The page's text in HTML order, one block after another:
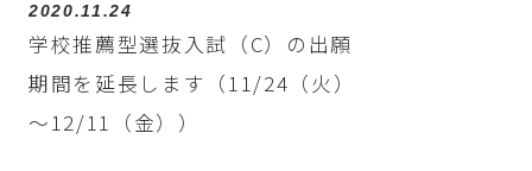
2020.11.24
学校推薦型選抜入試（C）の出願
期間を延長します（11/24（火）
～12/11（金））